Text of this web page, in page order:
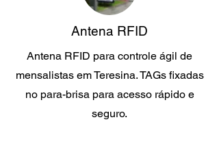
Antena RFID
Antena RFID para controle ágil de
mensalistas em Teresina. TAGs fixadas
no para-brisa para acesso rápido e
seguro.